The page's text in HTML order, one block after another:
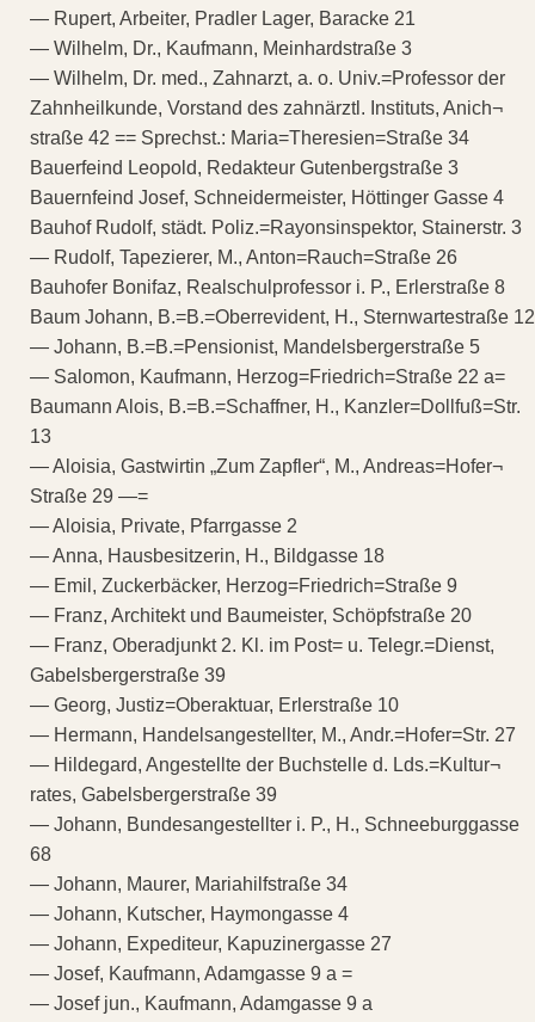
— Rupert, Arbeiter, Pradler Lager, Baracke 21
— Wilhelm, Dr., Kaufmann, Meinhardstraße 3
— Wilhelm, Dr. med., Zahnarzt, a. o. Univ.=Professor der
Zahnheilkunde, Vorstand des zahnärztl. Instituts, Anich¬
straße 42 == Sprechst.: Maria=Theresien=Straße 34
Bauerfeind Leopold, Redakteur Gutenbergstraße 3
Bauernfeind Josef, Schneidermeister, Höttinger Gasse 4
Bauhof Rudolf, städt. Poliz.=Rayonsinspektor, Stainerstr. 3
— Rudolf, Tapezierer, M., Anton=Rauch=Straße 26
Bauhofer Bonifaz, Realschulprofessor i. P., Erlerstraße 8
Baum Johann, B.=B.=Oberrevident, H., Sternwartestraße 12
— Johann, B.=B.=Pensionist, Mandelsbergerstraße 5
— Salomon, Kaufmann, Herzog=Friedrich=Straße 22 a=
Baumann Alois, B.=B.=Schaffner, H., Kanzler=Dollfuß=Str.
13
— Aloisia, Gastwirtin „Zum Zapfler“, M., Andreas=Hofer¬
Straße 29 —=
— Aloisia, Private, Pfarrgasse 2
— Anna, Hausbesitzerin, H., Bildgasse 18
— Emil, Zuckerbäcker, Herzog=Friedrich=Straße 9
— Franz, Architekt und Baumeister, Schöpfstraße 20
— Franz, Oberadjunkt 2. Kl. im Post= u. Telegr.=Dienst,
Gabelsbergerstraße 39
— Georg, Justiz=Oberaktuar, Erlerstraße 10
— Hermann, Handelsangestellter, M., Andr.=Hofer=Str. 27
— Hildegard, Angestellte der Buchstelle d. Lds.=Kultur¬
rates, Gabelsbergerstraße 39
— Johann, Bundesangestellter i. P., H., Schneeburggasse
68
— Johann, Maurer, Mariahilfstraße 34
— Johann, Kutscher, Haymongasse 4
— Johann, Expediteur, Kapuzinergasse 27
— Josef, Kaufmann, Adamgasse 9 a =
— Josef jun., Kaufmann, Adamgasse 9 a